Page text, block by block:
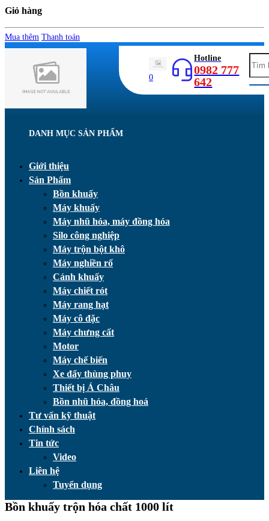
Giỏ hàng
Mua thêm Thanh toán
0
Hotline
0982 777
642
DANH MỤC SẢN PHẨM
Giới thiệu
Sản Phẩm
Bồn khuấy
Máy khuấy
Máy nhũ hóa, máy đồng hóa
Silo công nghiệp
Máy trộn bột khô
Máy nghiền rổ
Cánh khuấy
Máy chiết rót
Máy rang hạt
Máy cô đặc
Máy chưng cất
Motor
Máy chế biến
Xe đẩy thùng phuy
Thiết bị Á Châu
Bồn nhũ hóa, đồng hoá
Tư vấn kỹ thuật
Chính sách
Tin tức
Video
Liên hệ
Tuyển dụng
Bồn khuấy trộn hóa chất 1000 lít